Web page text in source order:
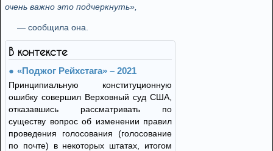
очень важно это подчеркнуть»,
— сообщила она.
В контексте
«Поджог Рейхстага» – 2021
Принципиальную конституционную
ошибку совершил Верховный суд США,
отказавшись рассматривать по
существу вопрос об изменении правил
проведения голосования (голосование
по почте) в некоторых штатах, итогом